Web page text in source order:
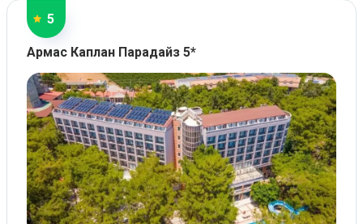
5
Армас Каплан Парадайз 5*